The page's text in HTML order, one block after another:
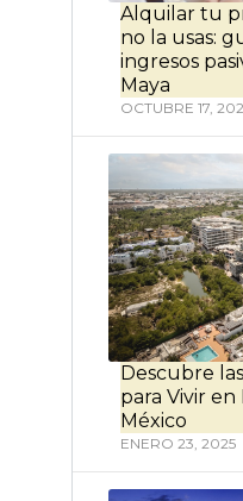
Alquilar tu
no la usas:
ingresos
Maya
OCTUBRE 17,
Descubre
para Vivir
México
ENERO 23, 2025